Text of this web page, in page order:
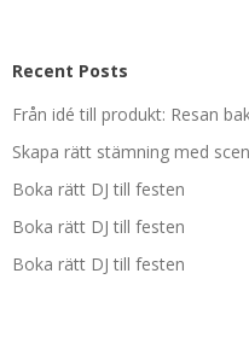
Recent Posts
Från idé till produkt: Resan
Skapa rätt stämning med
Boka rätt DJ till festen
Boka rätt DJ till festen
Boka rätt DJ till festen